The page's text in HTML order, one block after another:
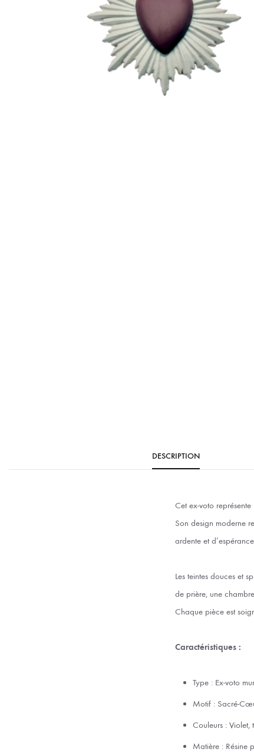
MÉDAILLES JÉSUS
MÉDAILLE SAINTS
MÉDAILLES ENFANTS
EX-VOTOS ET COEURS SACRÉS
BOUGIES ET CIERGES
CUSTODES ET PYXIDES
DESCRIPTION
Cet ex-voto
Son design moderne
ardente et
Les teintes douces et
de prière, une
Chaque pièce est
Caractéristiques :
Type : Ex-voto
Motif : Sacré-
Couleurs : Violet,
Matière : Résine